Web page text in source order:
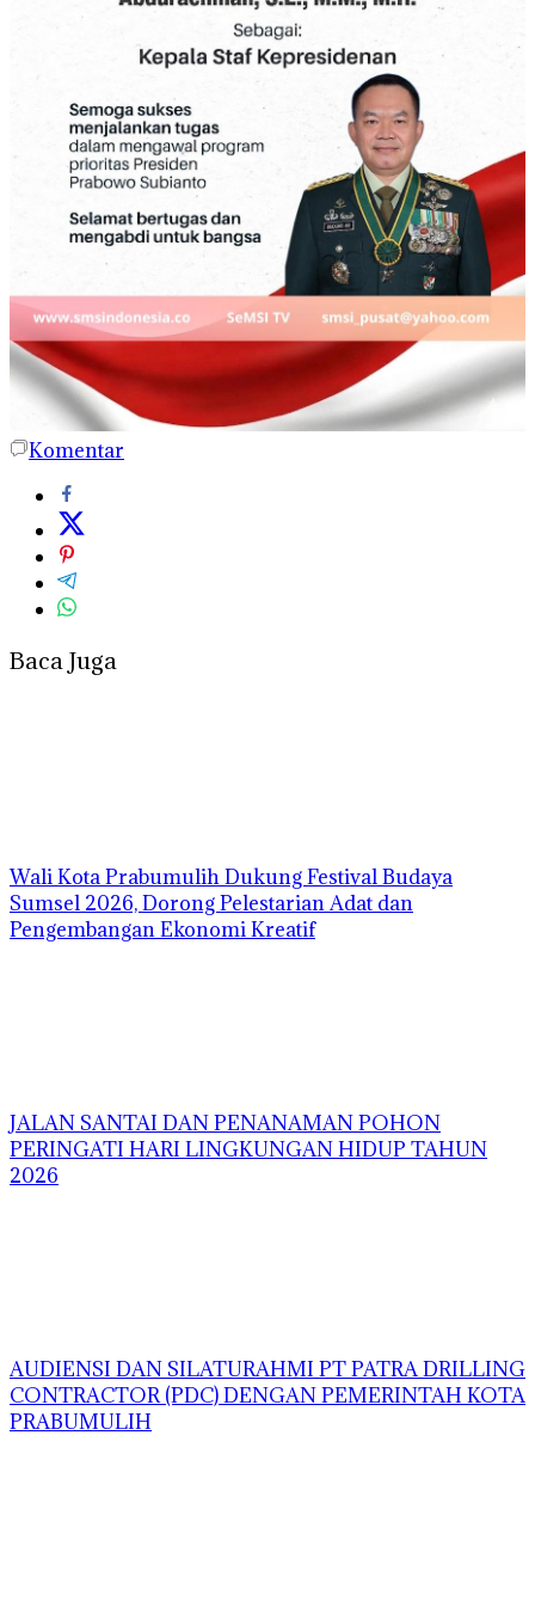
Komentar
Baca Juga
Wali Kota Prabumulih Dukung Festival Budaya
Sumsel 2026, Dorong Pelestarian Adat dan
Pengembangan Ekonomi Kreatif
JALAN SANTAI DAN PENANAMAN POHON
PERINGATI HARI LINGKUNGAN HIDUP TAHUN
2026
AUDIENSI DAN SILATURAHMI PT PATRA DRILLING
CONTRACTOR (PDC) DENGAN PEMERINTAH KOTA
PRABUMULIH